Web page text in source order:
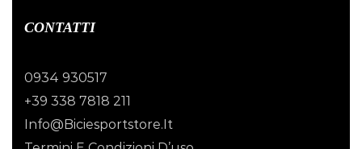
CONTATTI
0934 930517
+39 338 7818 211
Info@biciesportstore.it